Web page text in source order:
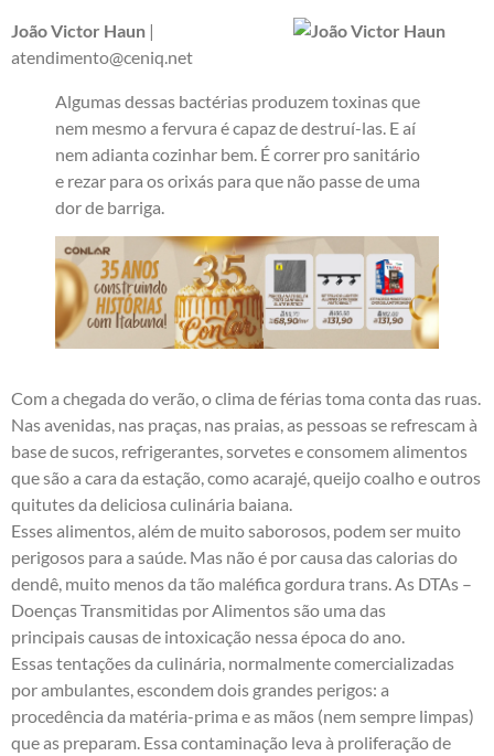
João Victor Haun |
atendimento@ceniq.net
Algumas dessas bactérias produzem toxinas que
nem mesmo a fervura é capaz de destruí-las. E aí
nem adianta cozinhar bem. É correr pro sanitário
e rezar para os orixás para que não passe de uma
dor de barriga.
Com a chegada do verão, o clima de férias toma conta das ruas.
Nas avenidas, nas praças, nas praias, as pessoas se refrescam à
base de sucos, refrigerantes, sorvetes e consomem alimentos
que são a cara da estação, como acarajé, queijo coalho e outros
quitutes da deliciosa culinária baiana.
Esses alimentos, além de muito saborosos, podem ser muito
perigosos para a saúde. Mas não é por causa das calorias do
dendê, muito menos da tão maléfica gordura trans. As DTAs –
Doenças Transmitidas por Alimentos são uma das
principais causas de intoxicação nessa época do ano.
Essas tentações da culinária, normalmente comercializadas
por ambulantes, escondem dois grandes perigos: a
procedência da matéria-prima e as mãos (nem sempre limpas)
que as preparam. Essa contaminação leva à proliferação de